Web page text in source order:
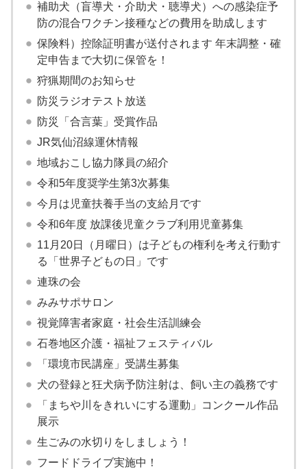
補助犬（盲導犬・介助犬・聴導犬）への感染症予
防の混合ワクチン接種などの費用を助成します
保険料）控除証明書が送付されます 年末調整・確
定申告まで大切に保管を！
狩猟期間のお知らせ
防災ラジオテスト放送
防災「合言葉」受賞作品
JR気仙沼線運休情報
地域おこし協力隊員の紹介
令和5年度奨学生第3次募集
今月は児童扶養手当の支給月です
令和6年度 放課後児童クラブ利用児童募集
11月20日（月曜日）は子どもの権利を考え行動す
る「世界子どもの日」です
連珠の会
みみサポサロン
視覚障害者家庭・社会生活訓練会
石巻地区介護・福祉フェスティバル
「環境市民講座」受講生募集
犬の登録と狂犬病予防注射は、飼い主の義務です
「まちや川をきれいにする運動」コンクール作品
展示
生ごみの水切りをしましょう！
フードドライブ実施中！